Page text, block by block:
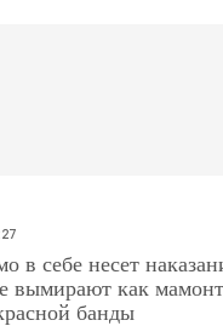
несет наказание так что все
банды